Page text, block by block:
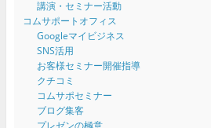
講演・セミナー活動
コムサポートオフィス
Googleマイビジネス
SNS活用
お客様セミナー開催指導
クチコミ
コムサポセミナー
ブログ集客